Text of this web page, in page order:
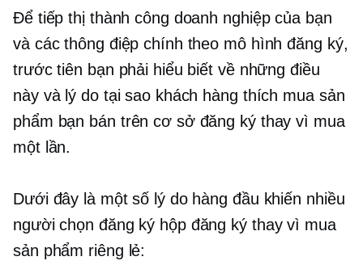
Để tiếp thị thành công doanh nghiệp của bạn
và các thông điệp chính theo mô hình đăng ký,
trước tiên bạn phải hiểu biết về những điều
này và lý do tại sao khách hàng thích mua sản
phẩm bạn bán trên cơ sở đăng ký thay vì mua
một lần.
Dưới đây là một số lý do hàng đầu khiến nhiều
người chọn đăng ký hộp đăng ký thay vì mua
sản phẩm riêng lẻ: